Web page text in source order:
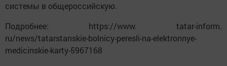
системы в общероссийскую.
Подробнее: https://www. tatar-inform.
ru/news/tatarstanskie-bolnicy-peresli-na-elektronnye-
medicinskie-karty-5967168